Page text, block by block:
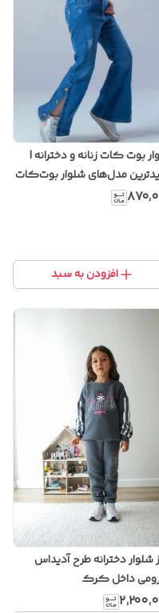
بوت کات زنانه و دخترانه |
مدل‌های شلوار بوت‌کات
کشی و خوش‌فرم
افزودن به سبد
شلوار دخترانه طرح آدیداس
داخل کرک